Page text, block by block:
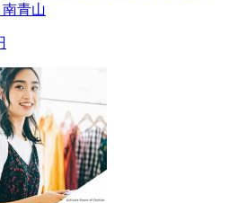
青山